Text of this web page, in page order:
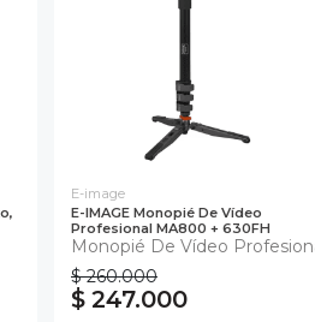
E-image
E-IMAGE Monopié De Vídeo
Profesional MA800 + 630FH
Monopié De Vídeo
$ 260.000
$ 247.000